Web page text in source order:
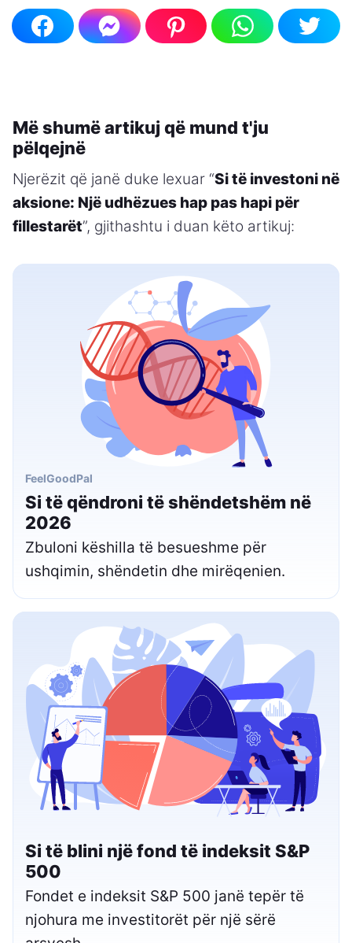
Më shumë artikuj që mund t'ju
pëlqejnë
Njerëzit që janë duke lexuar “Si të investoni në
aksione: Një udhëzues hap pas hapi për
fillestarët”, gjithashtu i duan këto artikuj:
FeelGoodPal
Si të qëndroni të shëndetshëm në
2026
Zbuloni këshilla të besueshme për
ushqimin, shëndetin dhe mirëqenien.
Si të blini një fond të indeksit S&P
500
Fondet e indeksit S&P 500 janë tepër të
njohura me investitorët për një sërë